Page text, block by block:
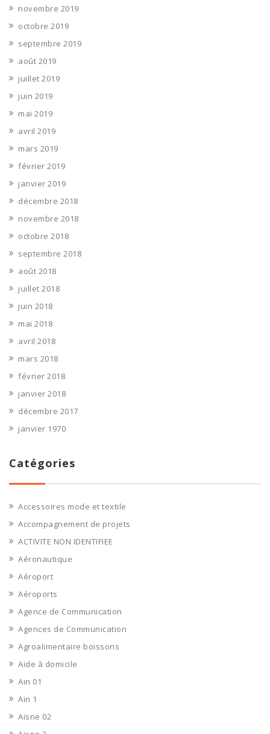
novembre 2019
octobre 2019
septembre 2019
août 2019
juillet 2019
juin 2019
mai 2019
avril 2019
mars 2019
février 2019
janvier 2019
décembre 2018
novembre 2018
octobre 2018
septembre 2018
août 2018
juillet 2018
juin 2018
mai 2018
avril 2018
mars 2018
février 2018
janvier 2018
décembre 2017
janvier 1970
Catégories
Accessoires mode et textile
Accompagnement de projets
ACTIVITE NON IDENTIFIEE
Aéronautique
Aéroport
Aéroports
Agence de Communication
Agences de Communication
Agroalimentaire boissons
Aide à domicile
Ain 01
Ain 1
Aisne 02